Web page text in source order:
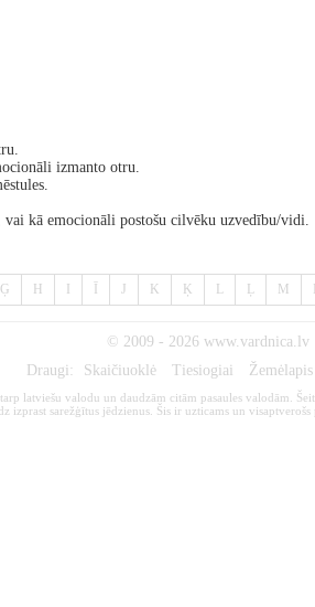
izmanto otru.
kā emocionāli postošu cilvēku uzvedību/vidi.
Ģ H J K Ķ L Ļ M
© 2009 - 2026 www.vardnica.lv
Draugi:
Skaičiuoklė Tiesiogiai Žemėlapis
latviešu valodu un daudzām citām pasaules valodām.
sarežģītus jēdzienus. Šis ir uzticams un